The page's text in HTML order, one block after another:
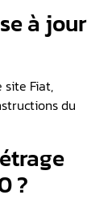
à jour
site Fiat,
du
?